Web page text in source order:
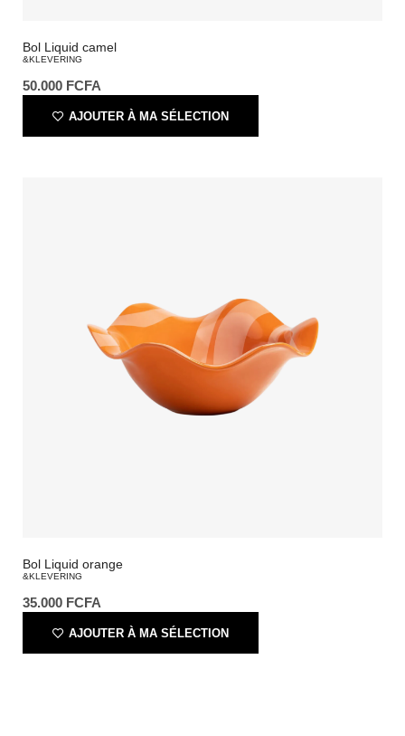
Bol Liquid camel
&KLEVERING
50.000 FCFA
AJOUTER À MA SÉLECTION
Bol Liquid orange
&KLEVERING
35.000 FCFA
AJOUTER À MA SÉLECTION